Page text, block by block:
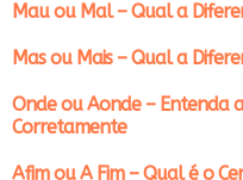
Mau ou Mal – Qual a
Mas ou Mais – Qual a
Onde ou Aonde – Entenda
Corretamente
Afim ou A Fim – Qual é o